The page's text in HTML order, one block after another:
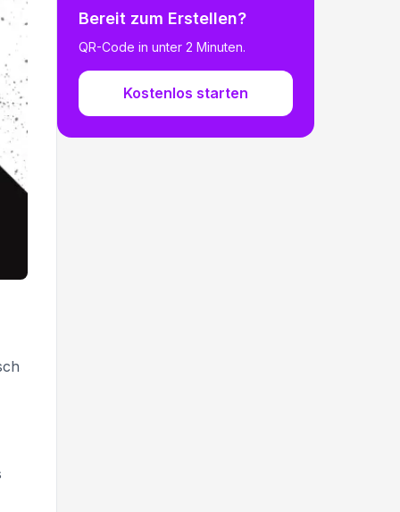
Bereit zum Erstellen?
QR-Code in unter 2 Minuten.
Kostenlos starten